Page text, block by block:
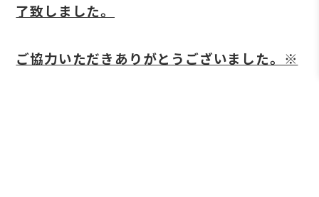
了致しました。
ご協力いただきありがとうございました。※